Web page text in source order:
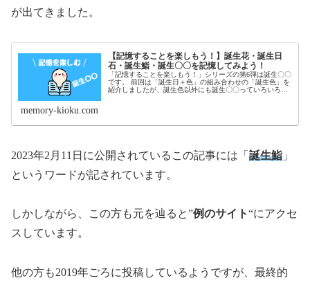
が出てきました。
【記憶することを楽しもう！】誕生花・誕生日
石・誕生鮨・誕生〇〇を記憶してみよう！
「記憶することを楽しもう！」シリーズの第6弾は誕生〇〇
です。 前回は「誕生日＋色」の組み合わせの「誕生色」を
紹介しましたが、誕生色以外にも誕生〇〇っていろいろあ
memory-kioku.com
2023年2月11日に公開されているこの記事には「 誕生鮨 」
というワードが記されています。
しかしながら、この方も元を辿ると”例のサイト“にアクセ
スしています。
他の方も2019年ごろに投稿しているようですが、最終的